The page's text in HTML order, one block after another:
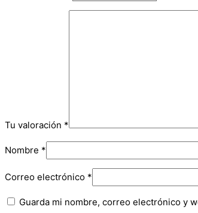
Tu valoración *
Nombre *
Correo electrónico *
Guarda mi nombre, correo electrónico y